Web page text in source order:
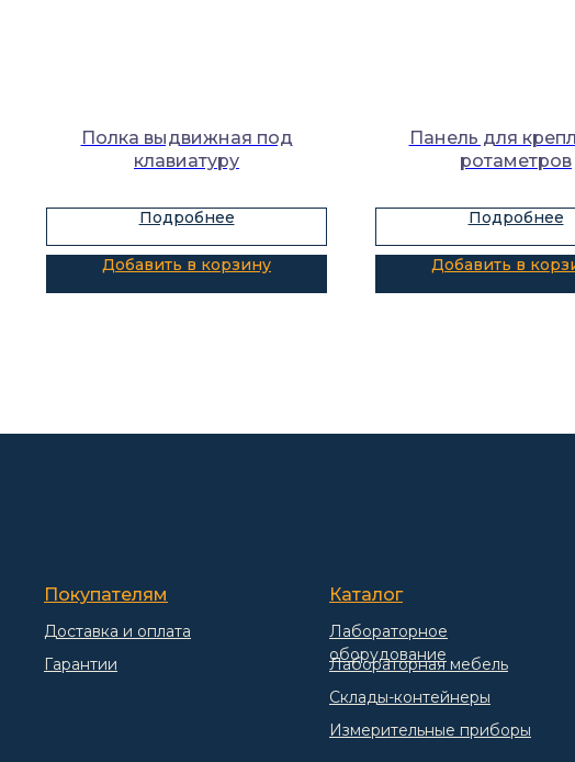
Полка выдвижная под
клавиатуру
Подробнее
Добавить в корзину
Панель для
ротаметров
Подробнее
Добавить в
Покупателям Каталог
Доставка и оплата
Гарантии
Лабораторное
оборудование
Склады-контейнеры
Лабораторная мебель
Измерительные приборы